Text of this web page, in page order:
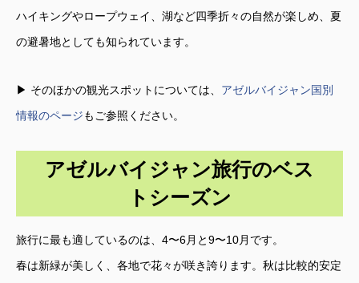
ハイキングやロープウェイ、湖など四季折々の自然が楽しめ、夏
の避暑地としても知られています。
▶ そのほかの観光スポットについては、 アゼルバイジャン国別
情報のページもご参照ください。
アゼルバイジャン旅行のベス
トシーズン
旅行に最も適しているのは、4〜6月と9〜10月です。
春は新緑が美しく、各地で花々が咲き誇ります。秋は比較的安定